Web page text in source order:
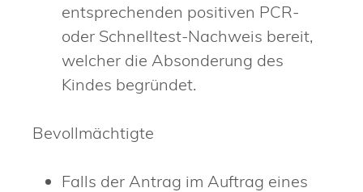
entsprechenden positiven PCR-
oder Schnelltest-Nachweis bereit,
welcher die Absonderung des
Kindes begründet.
Bevollmächtigte
Falls der Antrag im Auftrag eines